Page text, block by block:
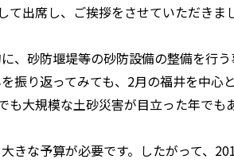
て出席し、ご挨拶をさせていただきま
、砂防堰堤等の砂防設備の整備を行う
振り返ってみても、2月の福井を中心
大規模な土砂災害が目立った年でも
きな予算が必要です。したがって、